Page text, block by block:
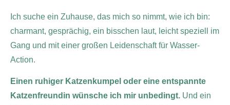
Ich suche ein Zuhause, das mich so nimmt, wie ich bin:
charmant, gesprächig, ein bisschen laut, leicht speziell im
Gang und mit einer großen Leidenschaft für Wasser-
Action.
Einen ruhiger Katzenkumpel oder eine entspannte
Katzenfreundin wünsche ich mir unbedingt. Und ein